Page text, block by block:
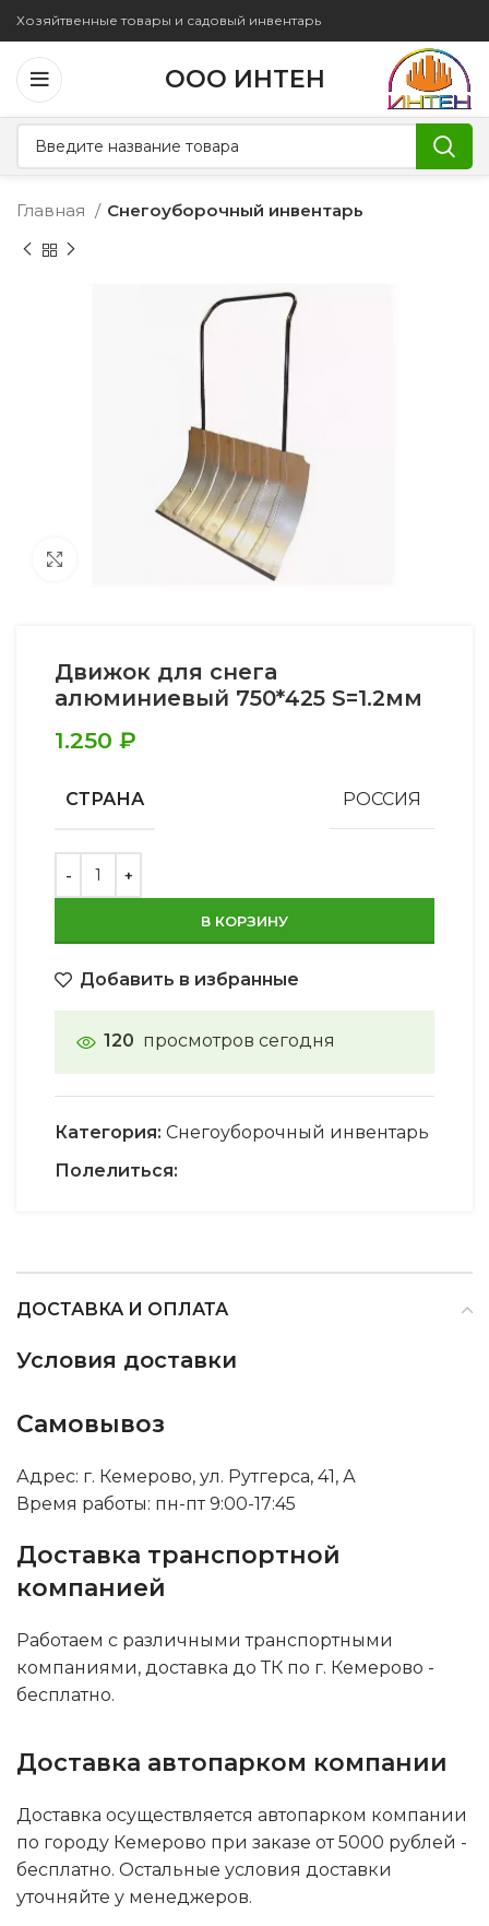
Хозяйтвенные товары и садовый инвентарь
ООО ИНТЕН
Главная Снегоуборочный инвентарь
Движок для снега
алюминиевый 750*425 S=1.2мм
1.250 ₽
СТРАНА РОССИЯ
В КОРЗИНУ
Добавить в избранные
120 просмотров сегодня
Категория: Снегоуборочный инвентарь
Полелиться:
ДОСТАВКА И ОПЛАТА
Условия доставки
Самовывоз
Адрес: г. Кемерово, ул. Рутгерса, 41, А
Время работы: пн-пт 9:00-17:45
Доставка транспортной
компанией
Работаем с различными транспортными
компаниями, доставка до ТК по г. Кемерово -
бесплатно.
Доставка автопарком компании
Доставка осуществляется автопарком компании
по городу Кемерово при заказе от 5000 рублей -
бесплатно. Остальные условия доставки
уточняйте у менеджеров.